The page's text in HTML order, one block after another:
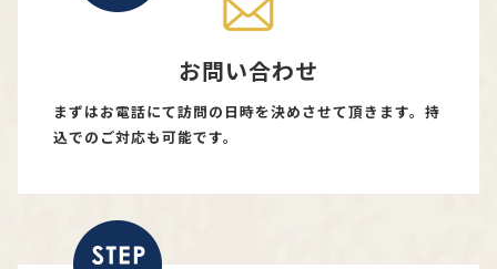
お問い合わせ
まずはお電話にて訪問の日時を決めさせて頂きます。持
込でのご対応も可能です。